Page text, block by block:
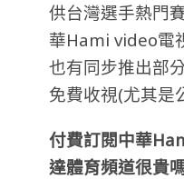
供台灣選手熱門
華Hami video電
也有同步推出部
免費收視(尤其是
付費訂閱中華
達體育頻道很貴